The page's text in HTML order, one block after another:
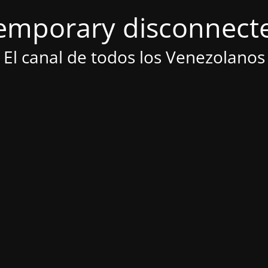
El canal de todos los Venezolanos